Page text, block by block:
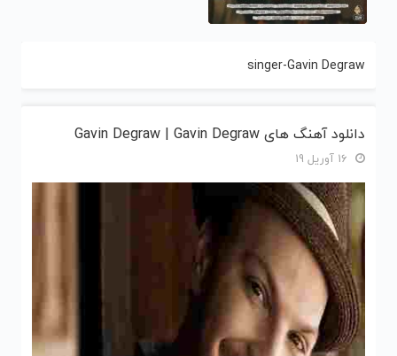
singer-Gavin Degraw
دانلود آهنگ های Gavin Degraw | Gavin Degraw